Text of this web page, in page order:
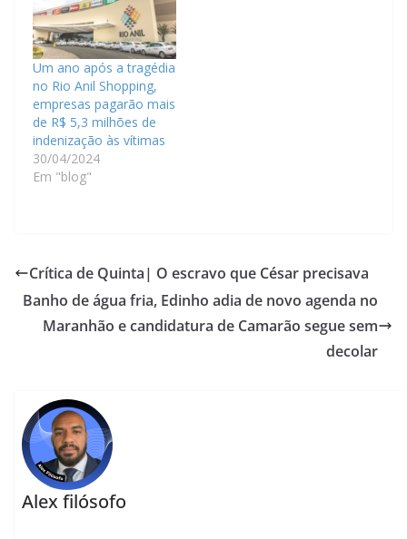
Um ano após a tragédia
no Rio Anil Shopping,
empresas pagarão mais
de R$ 5,3 milhões de
indenização às vítimas
30/04/2024
Em "blog"
Crítica de Quinta| O escravo que César precisava
Banho de água fria, Edinho adia de novo agenda no
Maranhão e candidatura de Camarão segue sem
decolar
Alex filósofo